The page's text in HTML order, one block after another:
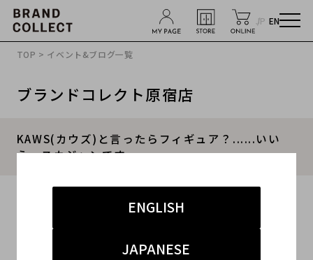
JP EN
ENGLISH
JAPANESE
TOP > イベント&ブログ一覧
ブランドコレクト原宿店
KAWS(カウズ)と言ったらフィギュア？......いい
え。スカジャンです。
こんにちは！